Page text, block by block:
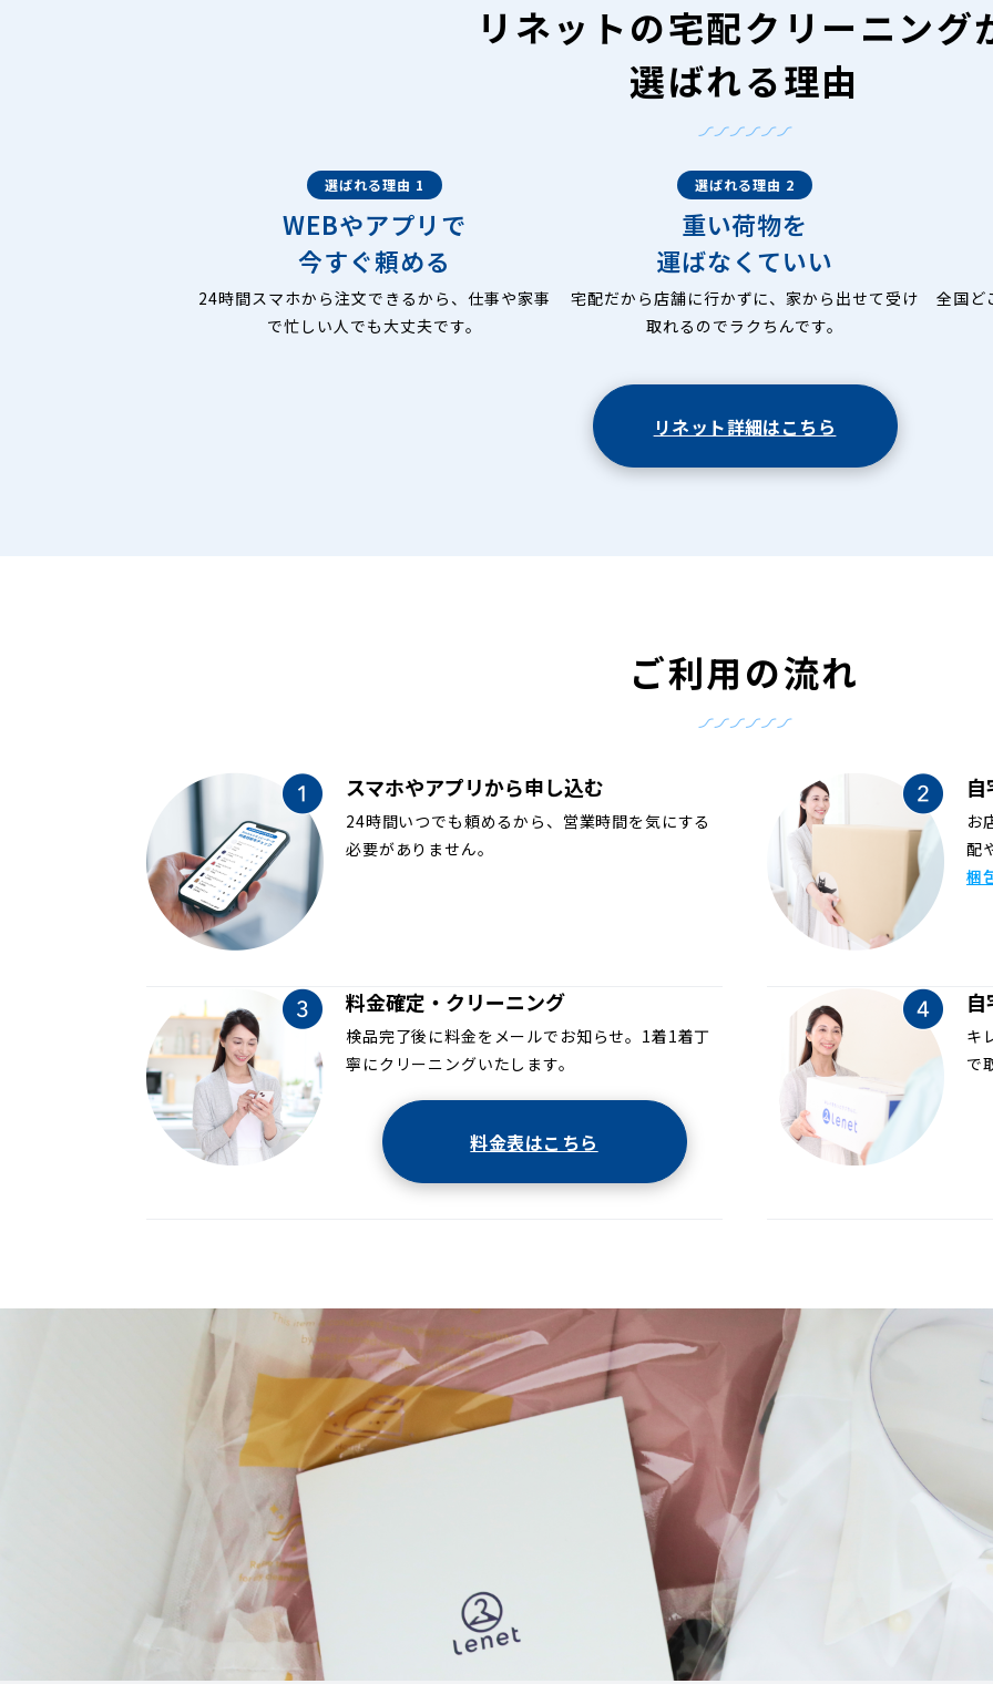
リネットの宅配クリーニング
選ばれる理由
選ばれる理由 1
WEBやアプリで
今すぐ頼める
24時間スマホから注文できるから、仕事や家事
で忙しい人でも大丈夫です。
選ばれる理由 2
重い荷物を
運ばなくていい
宅配だから店舗に行かずに、家から出せて受け
取れるのでラクちんです。
全国ど
リネット詳細はこちら
ご利用の流れ
スマホやアプリから申し込む
24時間いつでも頼めるから、営業時間を気にする
必要がありません。
お
配
梱
料金確定・クリーニング
検品完了後に料金をメールでお知らせ。1着1着丁
寧にクリーニングいたします。
料金表はこちら
キ
で